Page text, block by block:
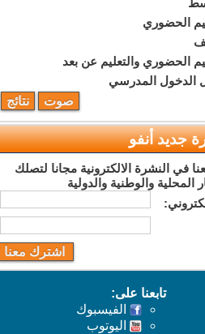
الحضوري
الحضوري والتعليم عن بعد
المدرسي
جديد أنفو
في النشرة الالكترونية مجانا لتصلك
المحلية والوطنية والدولية
تابعنا على:
الفيسبوك
اليوتوب